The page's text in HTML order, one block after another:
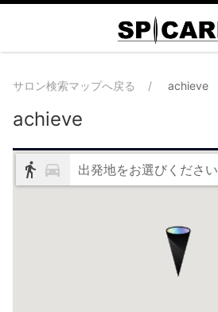
サロン検索マップへ戻る achieve
achieve
出発地をお選びください